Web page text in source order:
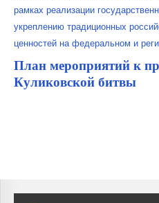
рамках реализации
укреплению традиционных
ценностей на федеральном и
План мероприятий к
Куликовской битвы